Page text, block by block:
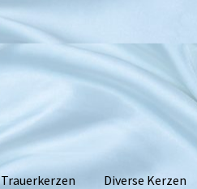
Trauerkerzen Diverse Kerzen